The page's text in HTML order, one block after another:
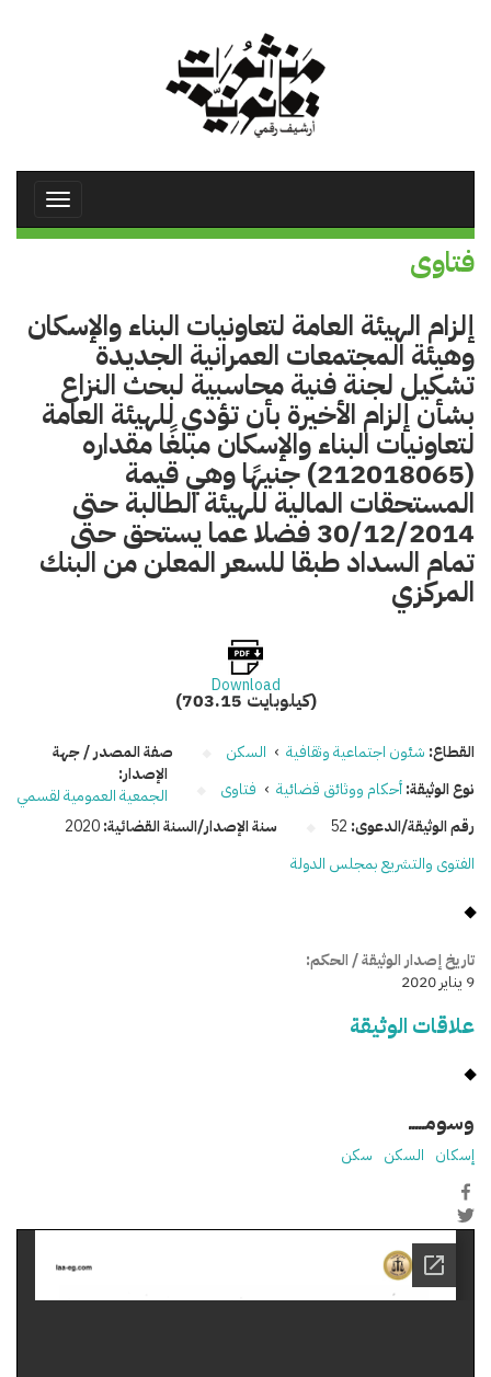
Toggle
فتاوى
إلزام الهيئة العامة لتعاونيات البناء والإسكان
وهيئة المجتمعات العمرانية الجديدة
تشكيل لجنة فنية محاسبية لبحث النزاع
بشأن إلزام الأخيرة بأن تؤدي للهيئة العامة
لتعاونيات البناء والإسكان مبلغًا مقداره
(212018065) جنيهًا وهي قيمة
المستحقات المالية للهيئة الطالبة حتى
30/12/2014 فضلا عما يستحق حتى
تمام السداد طبقا للسعر المعلن من البنك
المركزي
Download
(703.15 كيلوبايت)
القطاع: شئون اجتماعية وثقافية › السكن
نوع الوثيقة:أحكام ووثائق قضائية › فتاوى
رقم الوثيقة/الدعوى: 52 سنة الإصدار/السنة القضائية:2020
صفة المصدر / جهة
الإصدار:
الجمعية العمومية لقسمي
الفتوى والتشريع بمجلس الدولة
تاريخ إصدار الوثيقة / الحكم:
9 يناير 2020
علاقات الوثيقة
وسومـــــ
إسكان السكن سكن